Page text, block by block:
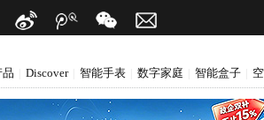
品 Discover 智能手表 数字家庭 智能盒子